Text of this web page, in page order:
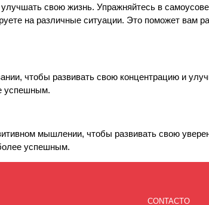
свою жизнь. Упражняйтесь в
на различные ситуации. Это поможет вам
чтобы развивать свою концентрацию и
успешным.
мышлении, чтобы развивать свою
успешным.
CONTACTO